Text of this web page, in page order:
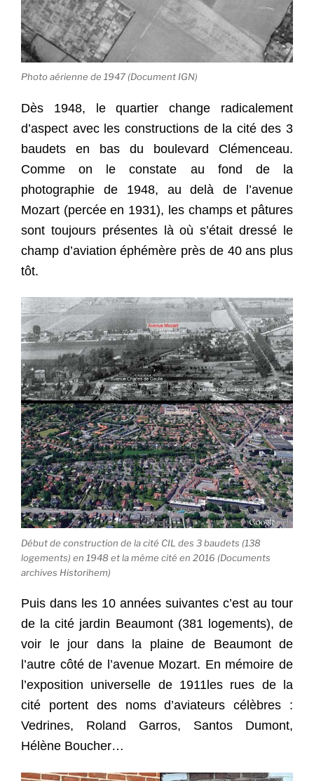
Photo aérienne de 1947 (Document IGN)
Dès 1948, le quartier change radicalement
d’aspect avec les constructions de la cité des 3
baudets en bas du boulevard Clémenceau.
Comme on le constate au fond de la
photographie de 1948, au delà de l’avenue
Mozart (percée en 1931), les champs et pâtures
sont toujours présentes là où s’était dressé le
champ d’aviation éphémère près de 40 ans plus
tôt.
Début de construction de la cité CIL des 3 baudets (138
logements) en 1948 et la même cité en 2016 (Documents
archives Historihem)
Puis dans les 10 années suivantes c’est au tour
de la cité jardin Beaumont (381 logements), de
voir le jour dans la plaine de Beaumont de
l’autre côté de l’avenue Mozart. En mémoire de
l’exposition universelle de 1911les rues de la
cité portent des noms d’aviateurs célèbres :
Vedrines, Roland Garros, Santos Dumont,
Hélène Boucher…